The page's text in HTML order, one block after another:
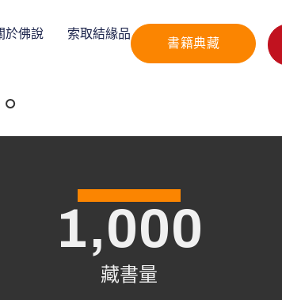
於佛說 索取結緣品
書籍典藏
藏書量
1,000